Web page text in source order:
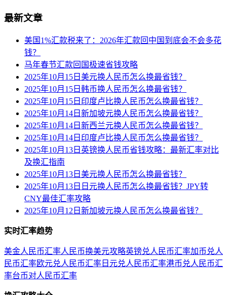
最新文章
美国1%汇款税来了：2026年汇款回中国到底会不会多花
钱？
马年春节汇款回国极速省钱攻略
2025年10月15日美元换人民币怎么换最省钱？
2025年10月15日韩币换人民币怎么换最省钱？
2025年10月15日印度卢比换人民币怎么换最省钱？
2025年10月14日新加坡元换人民币怎么换最省钱？
2025年10月14日新西兰元换人民币怎么换最省钱？
2025年10月14日印度卢比换人民币怎么换最省钱？
2025年10月13日英镑换人民币省钱攻略：最新汇率对比
及换汇指南
2025年10月13日美元换人民币怎么换最省钱？
2025年10月13日日元换人民币怎么换最省钱？JPY转
CNY最佳汇率攻略
2025年10月12日新加坡元换人民币怎么换最省钱？
实时汇率趋势
美金人民币汇率人民币换美元攻略英镑兑人民币汇率加币兑人
民币汇率欧元兑人民币汇率 日元兑人民币汇率港币兑人民币汇
率台币对人民币汇率